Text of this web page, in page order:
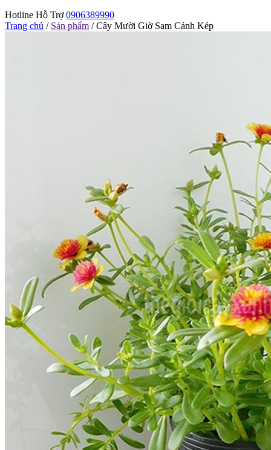
Hotline Hỗ Trợ 0906389990
Trang chủ / Sản phẩm / Cây Mười Giờ Sam Cánh Kép